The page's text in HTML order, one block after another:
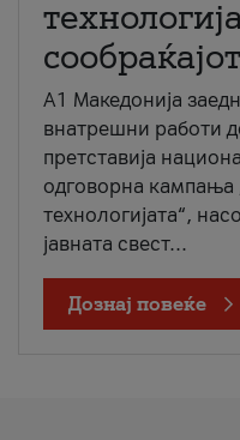
сообраќајот
A1 Македонија
внатрешни работи
претставија
одговорна кампања
технологијата“,
јавната свест...
Дознај повеќе